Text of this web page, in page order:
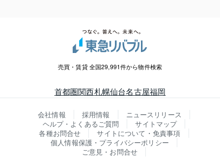
売買・賃貸 全国29,991件から物件検索
首都圏関西札幌仙台名古屋福岡
会社情報 採用情報
ニュースリリース
ヘルプ・よくあるご質問
サイトマップ
各種お問合せ
サイトについて・免責事項
個人情報保護・プライバシーポリシー
ご意見・お問合せ